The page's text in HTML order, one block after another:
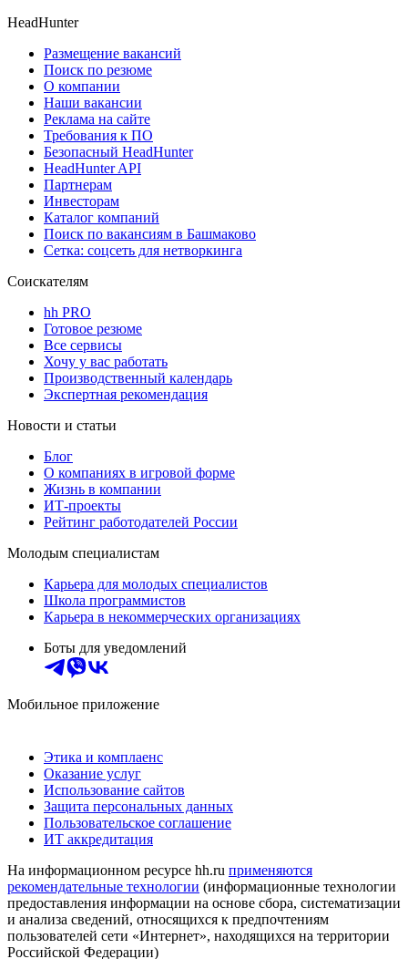
HeadHunter
Размещение вакансий
Поиск по резюме
О компании
Наши вакансии
Реклама на сайте
Требования к ПО
Безопасный HeadHunter
HeadHunter API
Партнерам
Инвесторам
Каталог компаний
Поиск по вакансиям в Башмаково
Сетка: соцсеть для нетворкинга
Соискателям
hh PRO
Готовое резюме
Все сервисы
Хочу у вас работать
Производственный календарь
Экспертная рекомендация
Новости и статьи
Блог
О компаниях в игровой форме
Жизнь в компании
ИТ-проекты
Рейтинг работодателей России
Молодым специалистам
Карьера для молодых специалистов
Школа программистов
Карьера в некоммерческих организациях
Боты для уведомлений
Мобильное приложение
Этика и комплаенс
Оказание услуг
Использование сайтов
Защита персональных данных
Пользовательское соглашение
ИТ аккредитация
На информационном ресурсе hh.ru применяются
рекомендательные технологии (информационные технологии
предоставления информации на основе сбора, систематизации
и анализа сведений, относящихся к предпочтениям
пользователей сети «Интернет», находящихся на территории
Российской Федерации)